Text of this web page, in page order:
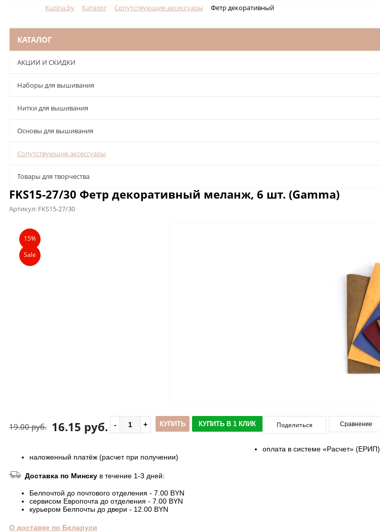
Kuzina.by Каталог Сопутствующие аксессуары Фетр декоративный
КАТАЛОГ
АКЦИИ И СКИДКИ
Наборы для вышивания
Нитки для вышивания
Основы для вышивания
Сопутствующие аксессуары
Товары для творчества
FKS15-27/30 Фетр декоративный меланж, 6 шт. (Gamma)
Артикул: FKS15-27/30
Описание
15%
Sale
16.15 руб.
19.00 руб. КУПИТЬ КУПИТЬ В 1 КЛИК Поделиться Сравнение
оплата в системе «Расчет» (ЕРИП)
наложенный платёж (расчет при получении)
Доставка по Минску в течение 1-3 дней:
Белпочтой до почтового отделения - 7.00 BYN
сервисом Европочта до отделения - 7.00 BYN
курьером Белпочты до двери - 12.00 BYN
О доставке по Беларуси